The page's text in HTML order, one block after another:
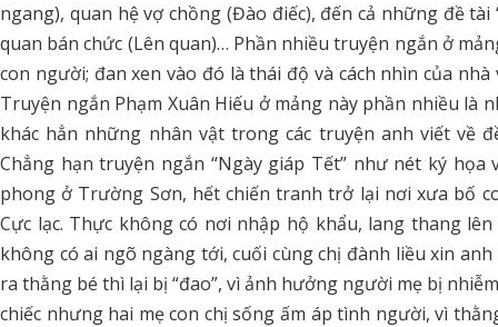
ngang), quan hệ vợ chồng (Đào điếc), đến cả những đề
quan bán chức (Lên quan)… Phần nhiều truyện ngắn ở
con người; đan xen vào đó là thái độ và cách nhìn của
Truyện ngắn Phạm Xuân Hiếu ở mảng này phần nhiều là
khác hẳn những nhân vật trong các truyện anh viết về
Chẳng hạn truyện ngắn “Ngày giáp Tết” như nét ký
phong ở Trường Sơn, hết chiến tranh trở lại nơi xưa bố
Cực lạc. Thực không có nơi nhập hộ khẩu, lang thang
không có ai ngõ ngàng tới, cuối cùng chị đành liều xin
ra thằng bé thì lại bị “đao”, vì ảnh hưởng người mẹ bị
chiếc nhưng hai mẹ con chị sống ấm áp tình người, vì